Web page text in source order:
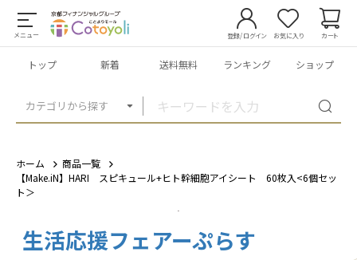
メニュー
カテゴリから探す
登録/ログイン お気に入り カート
トップ 新着 送料無料 ランキング ショップ
ホーム
商品一覧
【Make.iN】HARI スピキュール+ヒト幹細胞アイシート 60枚入<6個セッ
ト＞
生活応援フェアーぷらす